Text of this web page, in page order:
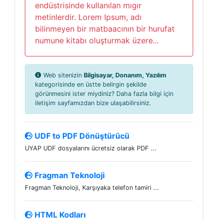
endüstrisinde kullanılan mıgır
metinlerdir. Lorem Ipsum, adı
bilinmeyen bir matbaacının bir hurufat
numune kitabı oluşturmak üzere...
Web sitenizin Bilgisayar, Donanım, Yazılım
kategorisinde en üstte belirgin şekilde
görünmesini ister miydiniz? Daha fazla bilgi için
iletişim sayfamızdan bize ulaşabilirsiniz.
UDF to PDF Dönüştürücü
UYAP UDF dosyalarını ücretsiz olarak PDF ...
Fragman Teknoloji
Fragman Teknoloji, Karşıyaka telefon tamiri ...
HTML Kodları